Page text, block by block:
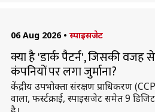
06 Aug 2026 • स्पाइसजेट
क्या है 'डार्क पैटर्न', जिसकी वजह
कंपनियों पर लगा जुर्माना?
केंद्रीय उपभोक्ता संरक्षण प्राधिकरण
वाला, फर्स्टक्राई, स्पाइसजेट समेत 9